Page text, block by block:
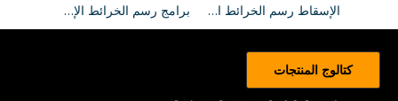
برامج رسم الخرائط الإسقاط الإسقاط رسم الخرائط العارض
كتالوج المنتجات